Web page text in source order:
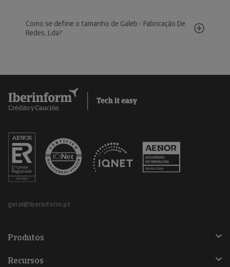
Como se define o tamanho de Galeb - Fabricação De
Redes, Lda?
geral@iberinform.pt
Produtos
Recursos